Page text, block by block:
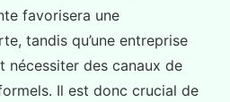
favorisera une
tandis qu’une entreprise
nécessiter des canaux de
Il est donc crucial de